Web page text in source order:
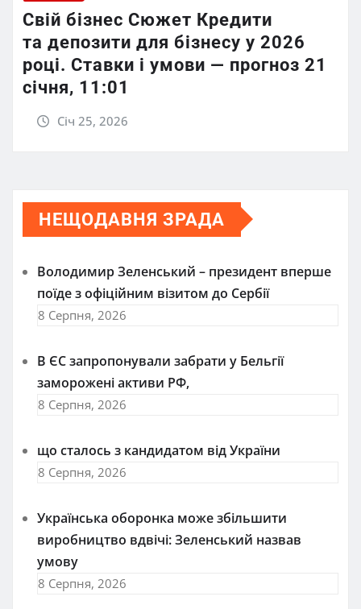
Свій бізнес Сюжет Кредити
та депозити для бізнесу у 2026
році. Ставки і умови — прогноз 21
січня, 11:01
Січ 25, 2026
НЕЩОДАВНЯ ЗРАДА
Володимир Зеленський – президент вперше
поїде з офіційним візитом до Сербії
8 Серпня, 2026
В ЄС запропонували забрати у Бельгії
заморожені активи РФ,
8 Серпня, 2026
що сталось з кандидатом від України
8 Серпня, 2026
Українська оборонка може збільшити
виробництво вдвічі: Зеленський назвав
умову
8 Серпня, 2026